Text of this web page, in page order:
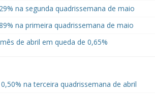
na segunda quadrissemana de maio
na primeira quadrissemana de maio
de abril em queda de 0,65%
na terceira quadrissemana de abril